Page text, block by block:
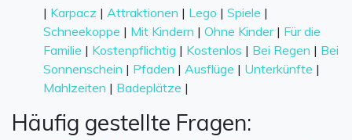
| Karpacz | Attraktionen | Lego | Spiele |
Schneekoppe | Mit Kindern | Ohne Kinder| Für die
Familie | Kostenpflichtig | Kostenlos | Bei Regen | Bei
Sonnenschein | Pfaden | Ausflüge | Unterkünfte |
Mahlzeiten | Badeplätze |
Häufig gestellte Fragen: